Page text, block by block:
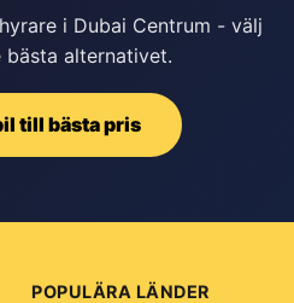
i Dubai Centrum - välj
bästa alternativet.
till bästa pris
POPULÄRA LÄNDER